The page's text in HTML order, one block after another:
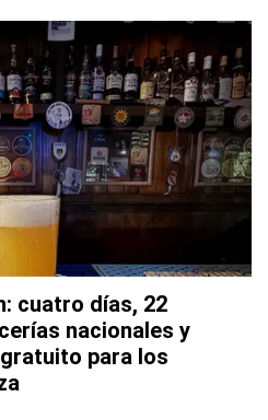
cuatro días, 22
nacionales y
para los